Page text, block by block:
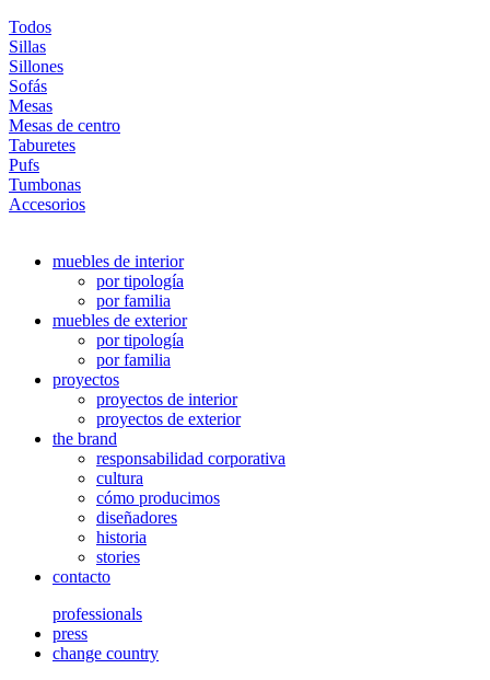
Todos
Sillas
Sillones
Sofás
Mesas
Mesas de centro
Taburetes
Pufs
Tumbonas
Accesorios
muebles de interior
por tipología
por familia
muebles de exterior
por tipología
por familia
proyectos
proyectos de interior
proyectos de exterior
the brand
responsabilidad corporativa
cultura
cómo producimos
diseñadores
historia
stories
contacto
professionals
press
change country